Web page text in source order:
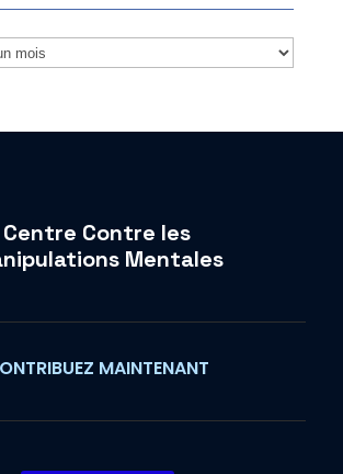
Centre Contre les
Mentales
MAINTENANT